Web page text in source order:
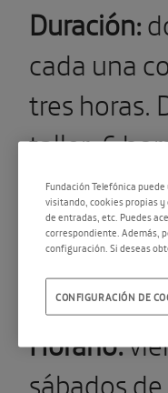
Duración:
cada una
tres horas.
taller: 6
Fechas:
de
17 y
2020.
Horario:
sábados
Fundación Telefónica
visitando, cookies propias
de entradas, etc. Puedes
correspondiente. Además,
configuración. Si deseas
CONFIGURACIÓN DE